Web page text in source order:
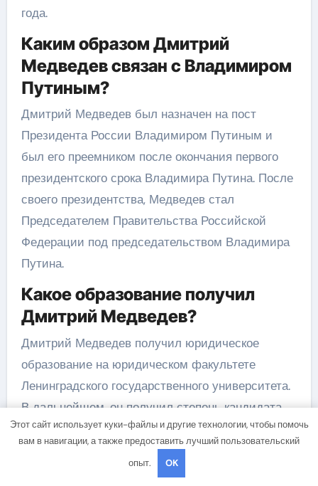
года.
Каким образом Дмитрий
Медведев связан с Владимиром
Путиным?
Дмитрий Медведев был назначен на пост
Президента России Владимиром Путиным и
был его преемником после окончания первого
президентского срока Владимира Путина. После
своего президентства, Медведев стал
Председателем Правительства Российской
Федерации под председательством Владимира
Путина.
Какое образование получил
Дмитрий Медведев?
Дмитрий Медведев получил юридическое
образование на юридическом факультете
Ленинградского государственного университета.
В дальнейшем, он получил степень кандидата
юридических наук и был профессором.
Каковы основные факты из
биографии Дмитрия
Этот сайт использует куки-файлы и другие технологии, чтобы помочь
вам в навигации, а также предоставить лучший пользовательский
опыт.
OK